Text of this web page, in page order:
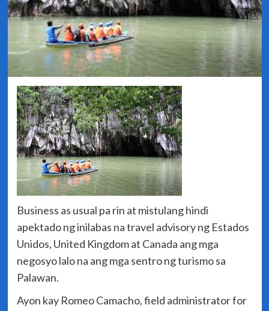
Business as usual pa rin at mistulang hindi
apektado ng inilabas na travel advisory ng Estados
Unidos, United Kingdom at Canada ang mga
negosyo lalo na ang mga sentro ng turismo sa
Palawan.
Ayon kay Romeo Camacho, field administrator for